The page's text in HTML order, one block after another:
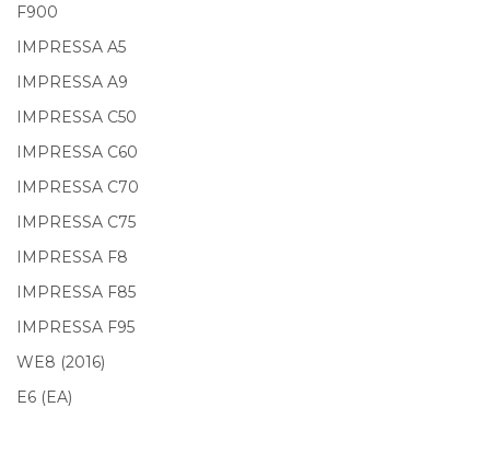
F900
IMPRESSA A5
IMPRESSA A9
IMPRESSA C50
IMPRESSA C60
IMPRESSA C70
IMPRESSA C75
IMPRESSA F8
IMPRESSA F85
IMPRESSA F95
WE8 (2016)
E6 (EA)